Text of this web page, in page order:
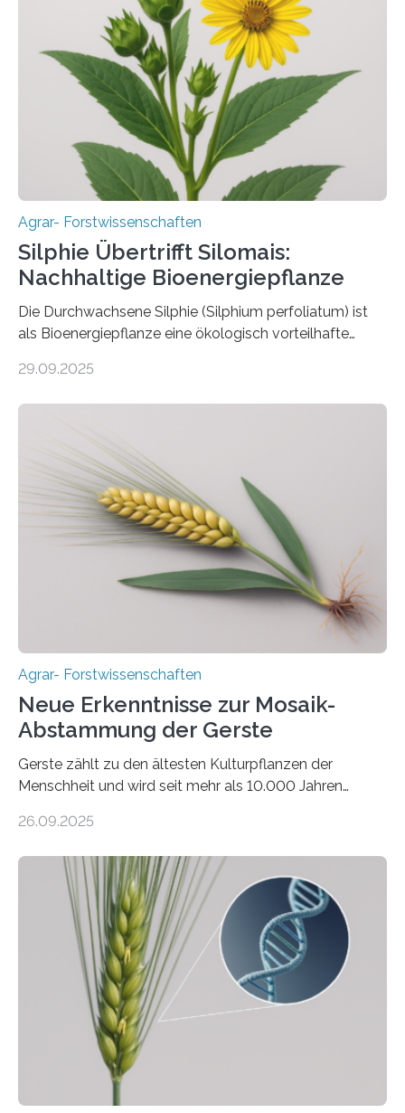
daher entscheidend, Schadinsekten effektiv zu
bekämpfen, während gleichzeitig nützliche Insekten
erhalten bleiben. An der Justus-Liebig-Universität
Gießen (JLU) erforscht die Arbeitsgruppe von Prof. Dr.
Marc F. Schetelig am Institut für
Insektenbiotechnologie neue biologische und
biotechnologische Verfahren zur…
Agrar- Forstwissenschaften
Silphie Übertrifft Silomais:
Nachhaltige Bioenergiepflanze
Die Durchwachsene Silphie (Silphium perfoliatum) ist
als Bioenergiepflanze eine ökologisch vorteilhafte
mehrjährigen Vergleichsstudie von Forschenden der
nach nachhaltigen Alternativen zur Energiegewinnung
aus landwirtschaftlichen Kulturen ist ein zentrales
Anliegen im Zuge der europäischen Klimaziele, bis
2050 klimaneutral zu werden. In Deutschland dominiert
bislang der Mais als Energiepflanze, doch sein Anbau
bringt ökologische Herausforderungen mit sich:
Bodenerosion, Nährstoffauswaschung und…
29.09.2025
Agrar- Forstwissenschaften
Neue Erkenntnisse zur Mosaik-
Abstammung der Gerste
Gerste zählt zu den ältesten Kulturpflanzen der
Menschheit und wird seit mehr als 10.000 Jahren
einzigen Ort domestiziert wurde. Eine neue Studie eines
Instituts für Pflanzengenetik und
Kulturpflanzenforschung (IPK) zeigt, dass die heutige
Gerste aus verschiedenen Wildpopulationen im
sogenannten Fruchtbaren Halbmond hervorgegangen
ist. Sie besitzt also eine Art „Mosaik-Abstammung“. Die
Ergebnisse der Studie wurden heute in der
Fachzeitschrift „Nature“ veröffentlicht. Die
Forschungsgruppe hat die Evolution und…
26.09.2025